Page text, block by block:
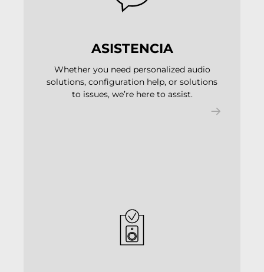
ASISTENCIA
Whether you need personalized audio
solutions, configuration help, or solutions
to issues, we’re here to assist.